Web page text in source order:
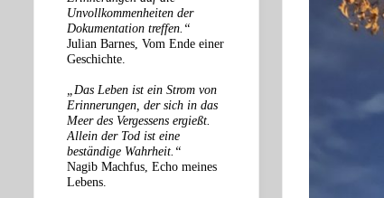
Unvollkommenheiten der
Dokumentation treffen.“
Julian Barnes, Vom Ende einer
Geschichte.
„Das Leben ist ein Strom von
Erinnerungen, der sich in das
Meer des Vergessens ergießt.
Allein der Tod ist eine
beständige Wahrheit.“
Nagib Machfus, Echo meines
Lebens.